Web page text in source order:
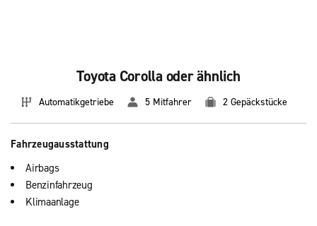
Toyota Corolla oder ähnlich
Automatikgetriebe 5 Mitfahrer 2 Gepäckstücke
Fahrzeugausstattung
Airbags
Benzinfahrzeug
Klimaanlage